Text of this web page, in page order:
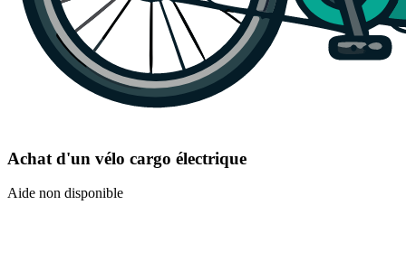
Achat d'un vélo cargo électrique
Aide non disponible